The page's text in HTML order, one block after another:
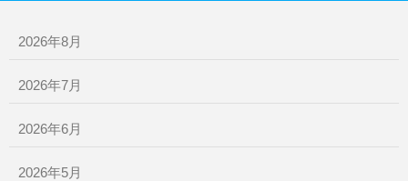
2026年8月
2026年7月
2026年6月
2026年5月